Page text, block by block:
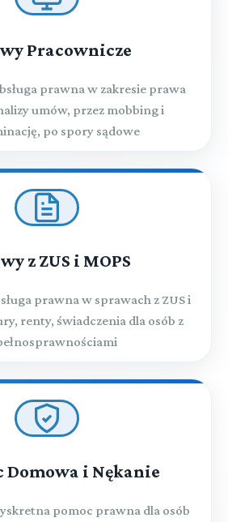
Pracownicze
prawna w zakresie prawa
umów, przez mobbing i
po spory sądowe
z ZUS i MOPS
prawna w sprawach z ZUS i
renty, świadczenia dla osób z
Domowa i Nękanie
pomoc prawna dla osób